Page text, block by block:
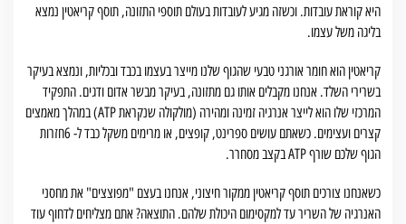
היא קוראת עובדות. וכשזה מגיע לעובדות בעולם תוספי התזונה, תוסף קריאטין נמצא
בליגה משל עצמו.
קריאטין הוא חומר אורגני טבעי שהגוף שלנו מייצר בעצמו בכבד ובכליות, ונמצא בעיקר
בשרירי השלד. אנחנו מקבלים אותו גם מתזונה, בעיקר מבשר אדום ודגים. התפקיד
המרכזי שלו הוא לייצר אנרגיה זמינה ומהירה (מולקולה שנקראת ATP) במהלך מאמצים
קצרים ועצימים. כשאתם עושים ספרינט, קופצים, או מרימים משקל כבד ל- 6חזרות
הגוף שלכם שורף ATP בקצב מסחרר.
כשאנחנו צורכים תוסף קריאטין ממקור חיצוני, אנחנו בעצם "מפוצצים" את מחסני
האנרגיה של השריר עד למקסימום היכולת שלהם. התוצאה? אתם מצליחים לדחוף עוד